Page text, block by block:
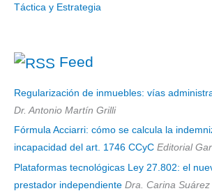
Táctica y Estrategia
Feed
Regularización de inmuebles: vías
Dr. Antonio Martín Grilli
Fórmula Acciarri: cómo se calcula la
incapacidad del art. 1746 CCyC Editorial
Plataformas tecnológicas Ley 27.802: el
prestador independiente Dra. Carina Suárez